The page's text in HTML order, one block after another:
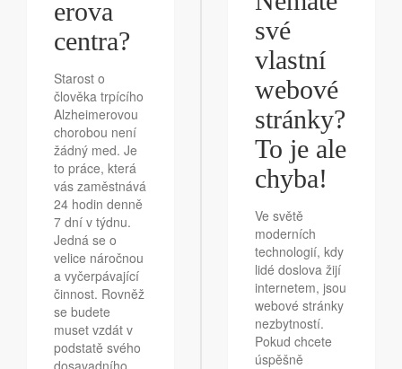
erova
centra?
Starost o
člověka trpícího
Alzheimerovou
chorobou není
žádný med. Je
to práce, která
vás zaměstnává
24 hodin denně
7 dní v týdnu.
Jedná se o
velice náročnou
a vyčerpávající
činnost. Rovněž
se budete
muset vzdát v
podstatě svého
dosavadního
své
vlastní
webové
stránky?
To je ale
chyba!
Ve světě
moderních
technologií, kdy
lidé doslova žijí
internetem, jsou
webové stránky
nezbytností.
Pokud chcete
úspěšně